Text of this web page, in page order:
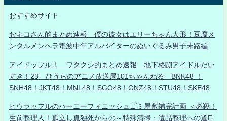
おすすめサイト
おネコさん的まとめ速報 僕の彼女はエリーちゃん人形！豆腐メ
ンタルメンヘラ電波中年アルバイターのぬいぐるみ男子末路編
アイドッフル！ ワタクシ的まとめ速報 地下格闘アイドルだい
すき！23 ひうらのアニメ放送局101ちゃんねる BNK48 ！
SNH48！JKT48！MNL48！SGO48！GNZ48！STU48！SKE48
ヒウラッフルのハーニーフィニッシュゴミ屋敷補完計画 ＜必殺！
生前整理人！孤立し孤独死からの～特殊清掃・遺品整理への道F